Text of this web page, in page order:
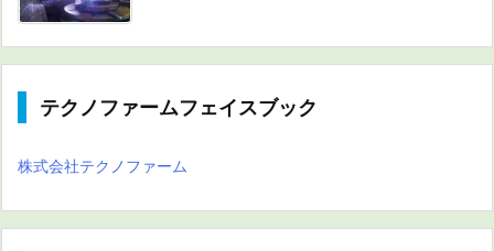
テクノファームフェイスブック
株式会社テクノファーム